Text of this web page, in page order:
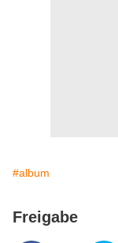
#album
Freigabe